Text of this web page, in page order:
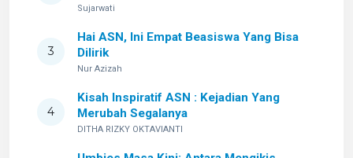
Sujarwati
3
Hai ASN, Ini Empat Beasiswa Yang Bisa
Dilirik
Nur Azizah
4
Kisah Inspiratif ASN : Kejadian Yang
Merubah Segalanya
DITHA RIZKY OKTAVIANTI